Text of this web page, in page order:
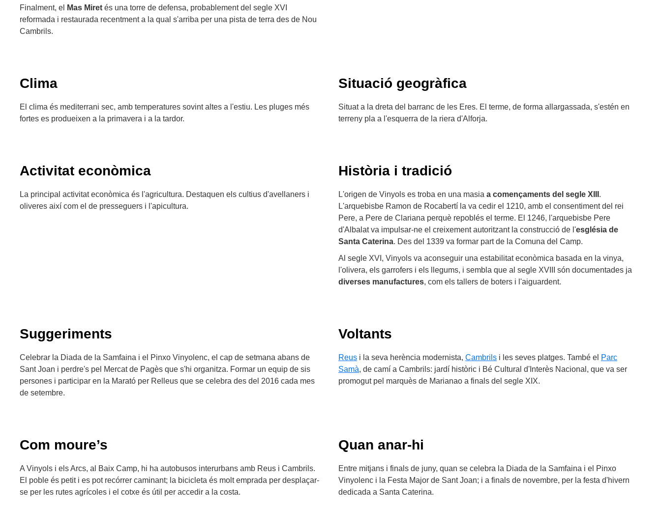
Finalment, el
Mas Miret és una torre de defensa, probablement del segle XVI
reformada i restaurada recentment a la qual s'arriba per una pista de terra des de Nou
Cambrils.
Clima
El clima és mediterrani sec, amb temperatures sovint altes a l'estiu. Les pluges més
fortes es produeixen a la primavera i a la tardor.
Situació geogràfica
Situat a la dreta del barranc de les Eres. El terme, de forma allargassada, s'estén en
terreny pla a l'esquerra de la riera d'Alforja.
Activitat econòmica
La principal activitat econòmica és l'agricultura. Destaquen els cultius d'avellaners i
oliveres així com el de presseguers i l'apicultura.
Història i tradició
L'origen de Vinyols es troba en una masia a començaments del segle XIII .
L'arquebisbe Ramon de Rocabertí la va cedir el 1210, amb el consentiment del rei
Pere, a Pere de Clariana perquè repoblés el terme. El 1246, l'arquebisbe Pere
d'Albalat va impulsar-ne el creixement autoritzant la construcció de l'església de
Santa Caterina. Des del 1339 va formar part de la Comuna del Camp.
Al segle XVI, Vinyols va aconseguir una estabilitat econòmica basada en la vinya,
l'olivera, els garrofers i els llegums, i sembla que al segle XVIII són documentades ja
diverses manufactures, com els tallers de boters i l'aiguardent.
Suggeriments
Celebrar la Diada de la Samfaina i el Pinxo Vinyolenc, el cap de setmana abans de
Sant Joan i perdre's pel Mercat de Pagès que s'hi organitza. Formar un equip de sis
persones i participar en la Marató per Relleus que se celebra des del 2016 cada mes
de setembre.
Voltants
Reus i la seva herència modernista, Cambrils i les seves platges. També el Parc
Samà, de camí a Cambrils: jardí històric i Bé Cultural d'Interès Nacional, que va ser
promogut pel marquès de Marianao a finals del segle XIX.
Com moure’s
A Vinyols i els Arcs, al Baix Camp, hi ha autobusos interurbans amb Reus i Cambrils.
El poble és petit i es pot recórrer caminant; la bicicleta és molt emprada per desplaçar-
se per les rutes agrícoles i el cotxe és útil per accedir a la costa.
Quan anar-hi
Entre mitjans i finals de juny, quan se celebra la Diada de la Samfaina i el Pinxo
Vinyolenc i la Festa Major de Sant Joan; i a finals de novembre, per la festa d'hivern
dedicada a Santa Caterina.